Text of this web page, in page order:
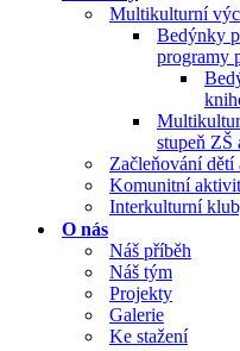
Multikulturní
Bedýnky
programy
stupeň ZŠ
Začleňování dětí
Komunitní
Interkulturní
O nás
Náš příběh
Náš tým
Projekty
Galerie
Ke stažení